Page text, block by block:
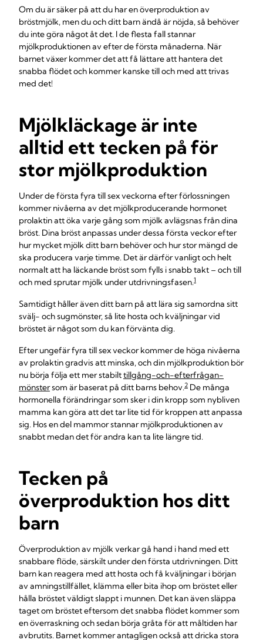
Om du är säker på att du har en överproduktion av
bröstmjölk, men du och ditt barn ändå är nöjda, så behöver
du inte göra något åt det. I de flesta fall stannar
mjölkproduktionen av efter de första månaderna. När
barnet växer kommer det att få lättare att hantera det
snabba flödet och kommer kanske till och med att trivas
med det!
Mjölkläckage är inte
alltid ett tecken på för
stor mjölkproduktion
Under de första fyra till sex veckorna efter förlossningen
kommer nivåerna av det mjölkproducerande hormonet
prolaktin att öka varje gång som mjölk avlägsnas från dina
bröst. Dina bröst anpassas under dessa första veckor efter
hur mycket mjölk ditt barn behöver och hur stor mängd de
ska producera varje timme. Det är därför vanligt och helt
normalt att ha läckande bröst som fylls i snabb takt – och till
och med sprutar mjölk under utdrivningsfasen.1
Samtidigt håller även ditt barn på att lära sig samordna sitt
svälj- och sugmönster, så lite hosta och kväljningar vid
bröstet är något som du kan förvänta dig.
Efter ungefär fyra till sex veckor kommer de höga nivåerna
av prolaktin gradvis att minska, och din mjölkproduktion bör
nu börja följa ett mer stabilttillgång-och-efterfrågan-
mönstersom är baserat på ditt barns behov.2 De många
hormonella förändringar som sker i din kropp som nybliven
mamma kan göra att det tar lite tid för kroppen att anpassa
sig. Hos en del mammor stannar mjölkproduktionen av
snabbt medan det för andra kan ta lite längre tid.
Tecken på
överproduktion hos ditt
barn
Överproduktion av mjölk verkar gå hand i hand med ett
snabbare flöde, särskilt under den första utdrivningen. Ditt
barn kan reagera med att hosta och få kväljningar i början
av amningstillfället, klämma eller bita ihop om bröstet eller
hålla bröstet väldigt slappt i munnen. Det kan även släppa
taget om bröstet eftersom det snabba flödet kommer som
en överraskning och sedan börja gråta för att måltiden har
avbrutits. Barnet kommer antagligen också att dricka stora